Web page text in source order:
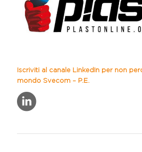
Iscriviti al canale LinkedIn per non
mondo Svecom – P.E.